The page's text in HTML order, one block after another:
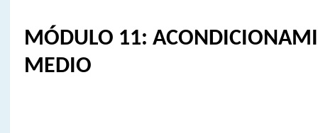
MÓDULO 11:
MEDIO